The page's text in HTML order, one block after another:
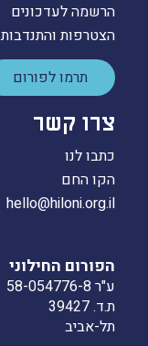
הרשמה לעדכונים
הצטרפות והתנדבות
תרמו לפורום
צרו קשר
כתבו לנו
הקו החם
hello@hiloni.org.il
הפורום החילוני
ע"ר 58-054776-8
ת.ד. 39427
תל-אביב